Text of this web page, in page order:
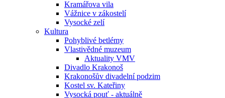
Kramářova vila
Vážnice v zákostelí
Vysocké zelí
Kultura
Pohyblivé betlémy
Vlastivědné muzeum
Aktuality VMV
Divadlo Krakonoš
Krakonošův divadelní podzim
Kostel sv. Kateřiny
Vysocká pouť - aktuálně